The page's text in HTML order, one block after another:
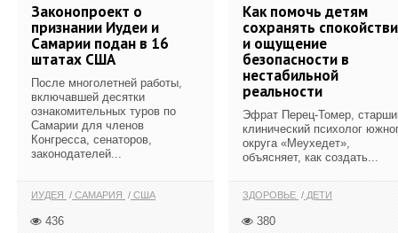
Законопроект о
признании Иудеи и
Самарии подан в 16
штатах США
После многолетней работы,
включавшей десятки
ознакомительных туров по
Самарии для членов
Конгресса, сенаторов,
законодателей...
ИУДЕЯ САМАРИЯ США
436
Как помочь детям
сохранять
и ощущение
безопасности в
нестабильной
реальности
Эфрат Перец-Томер,
клинический психолог
округа «Меухедет»,
объясняет, как создать...
ЗДОРОВЬЕ ДЕТИ
380